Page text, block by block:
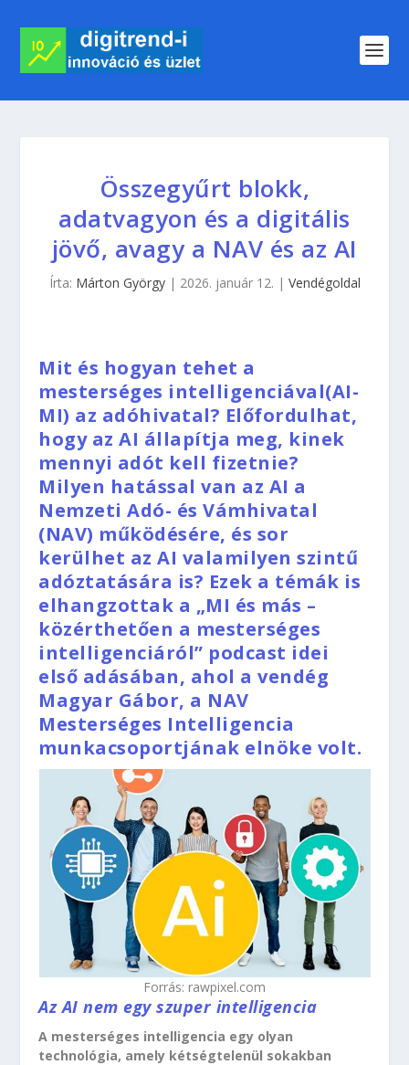
Összegyűrt blokk,
adatvagyon és a digitális
jövő, avagy a NAV és az AI
Írta: Márton György| 2026. január 12. | Vendégoldal
Mit és hogyan tehet a
mesterséges intelligenciával(AI-
MI) az adóhivatal? Előfordulhat,
hogy az AI állapítja meg, kinek
mennyi adót kell fizetnie?
Milyen hatással van az AI a
Nemzeti Adó- és Vámhivatal
(NAV) működésére, és sor
kerülhet az AI valamilyen szintű
adóztatására is? Ezek a témák is
elhangzottak a „MI és más –
közérthetően a mesterséges
intelligenciáról” podcast idei
első adásában, ahol a vendég
Magyar Gábor, a NAV
Mesterséges Intelligencia
munkacsoportjának elnöke volt.
Forrás: rawpixel.com
Az AI nem egy szuper intelligencia
A mesterséges intelligencia egy olyan
technológia, amely kétségtelenül sokakban